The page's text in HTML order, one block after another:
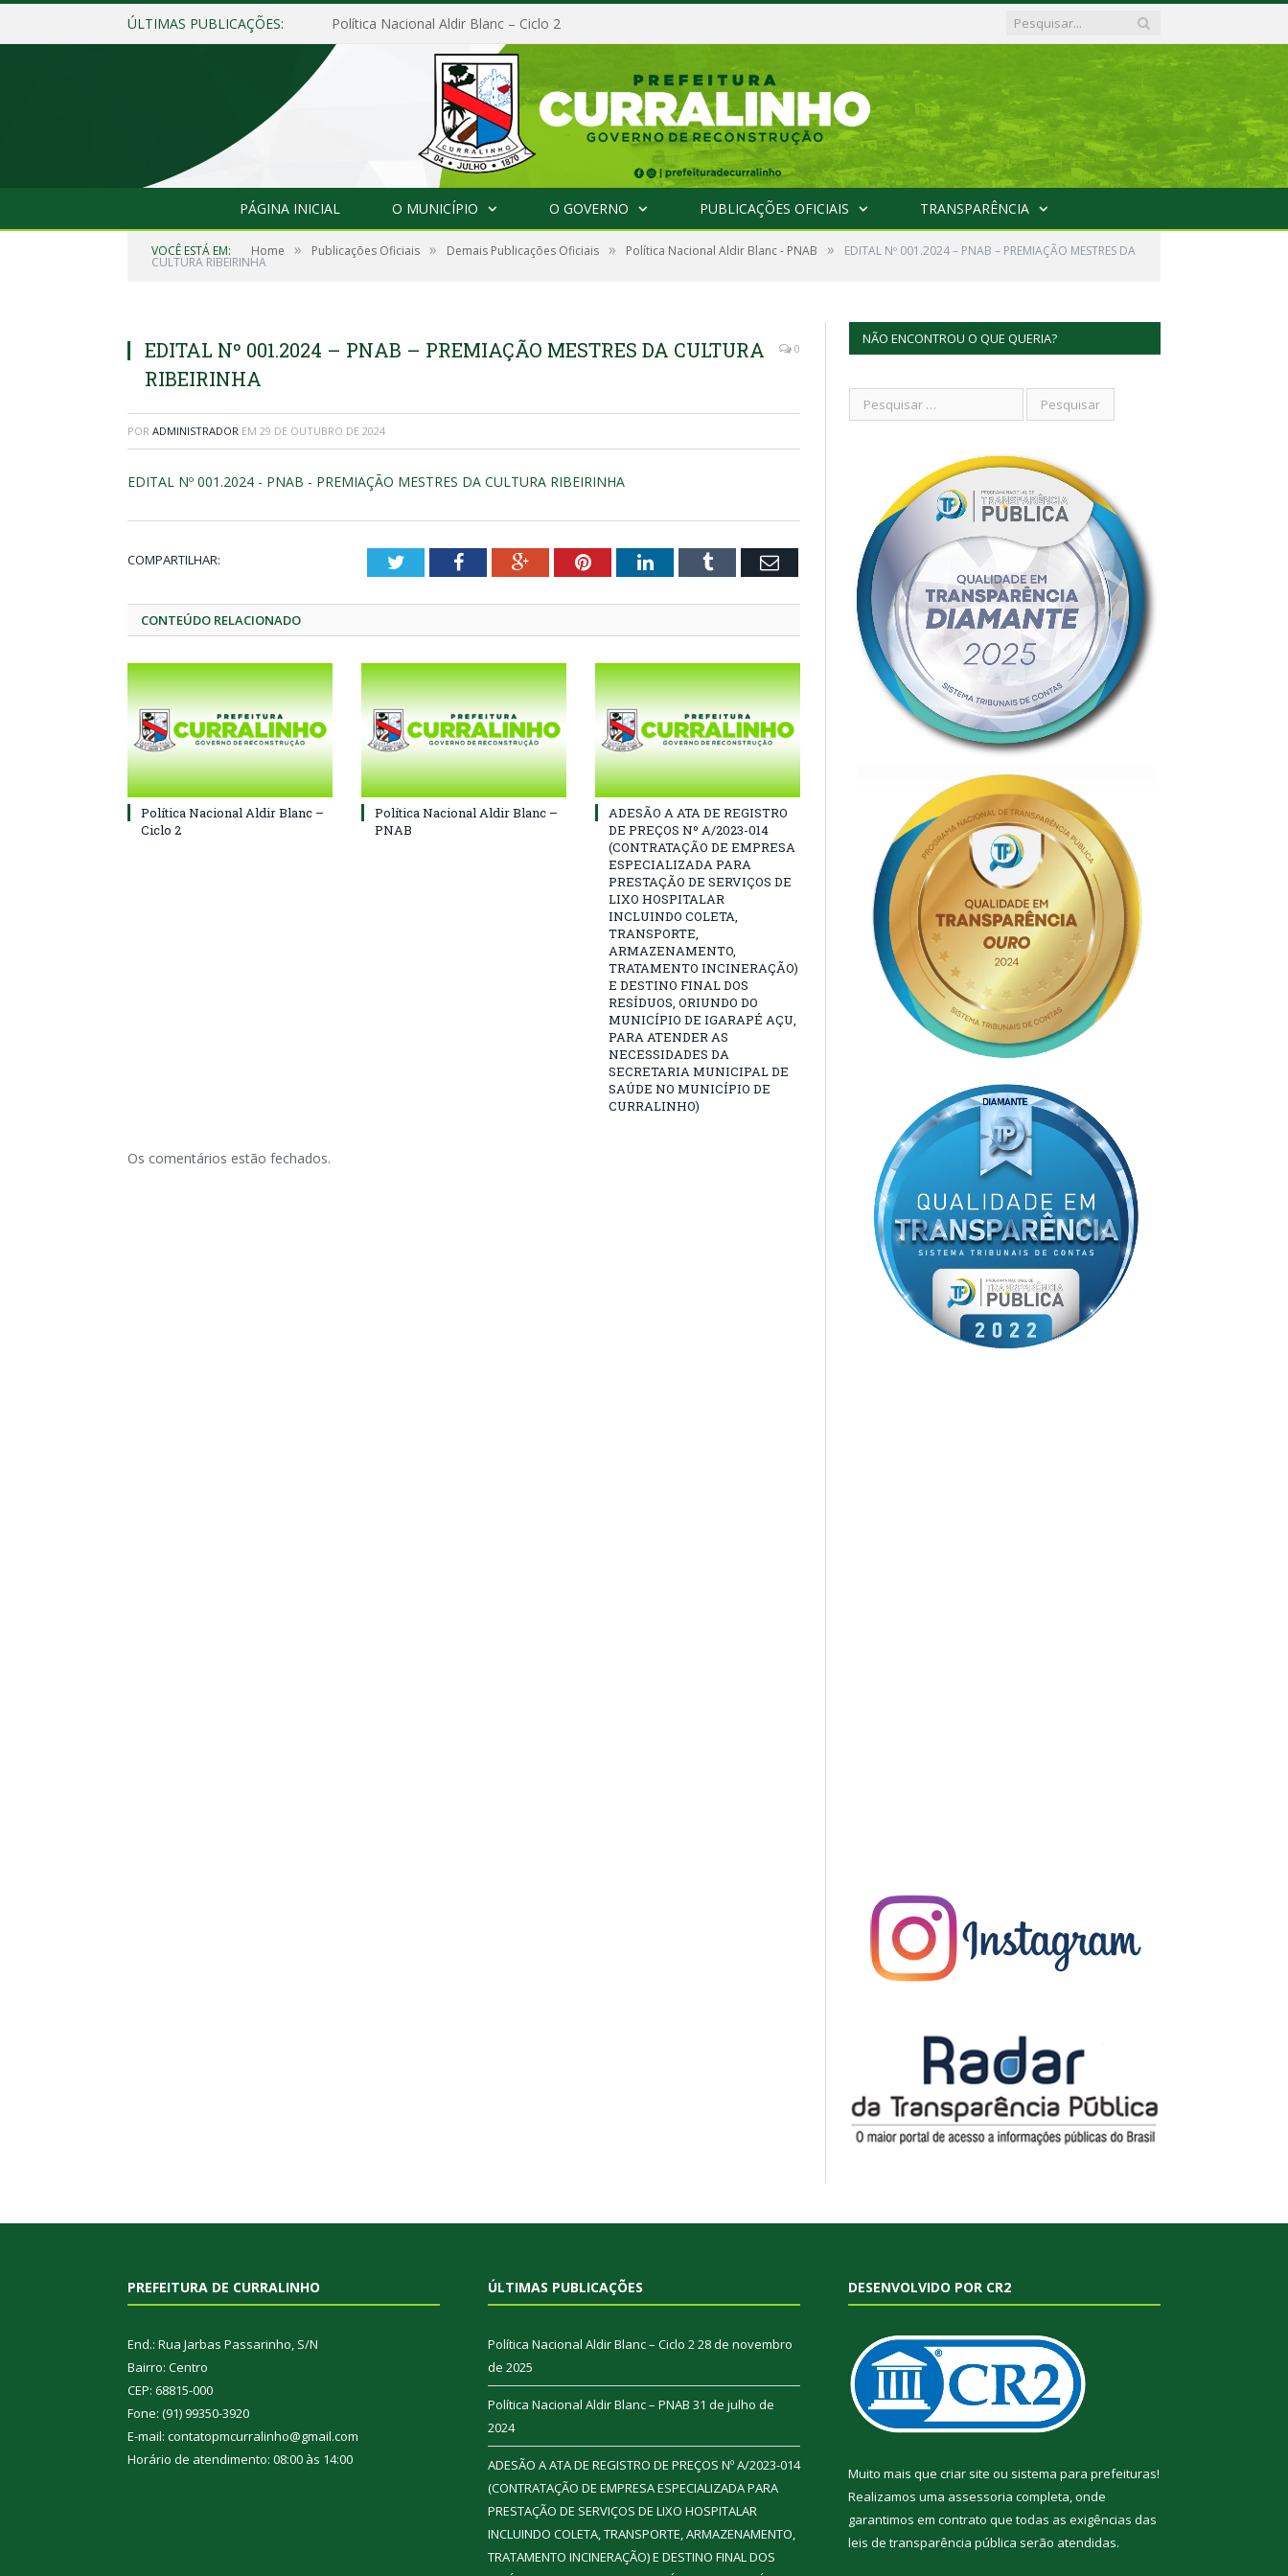
ÚLTIMAS PUBLICAÇÕES: Política Nacional Aldir Blanc – Ciclo 2
PÁGINA INICIAL O MUNICÍPIO O GOVERNO PUBLICAÇÕES OFICIAIS TRANSPARÊNCIA
VOCÊ ESTÁ EM: Home » Publicações Oficiais » Demais Publicações Oficiais » Política Nacional Aldir Blanc - PNAB » EDITAL Nº 001.2024 – PNAB – PREMIAÇÃO MESTRES DA
CULTURA RIBEIRINHA
EDITAL Nº 001.2024 – PNAB – PREMIAÇÃO MESTRES DA CULTURA
RIBEIRINHA
0
POR ADMINISTRADOR EM 29 DE OUTUBRO DE 2024
EDITAL Nº 001.2024 - PNAB - PREMIAÇÃO MESTRES DA CULTURA RIBEIRINHA
COMPARTILHAR: TwitterFacebookGoogle+PinterestLinkedInTumblr Email
CONTEÚDO RELACIONADO
Política Nacional Aldir Blanc –
Ciclo 2
Política Nacional Aldir Blanc –
PNAB
ADESÃO A ATA DE REGISTRO
DE PREÇOS Nº A/2023-014
(CONTRATAÇÃO DE EMPRESA
ESPECIALIZADA PARA
PRESTAÇÃO DE SERVIÇOS DE
LIXO HOSPITALAR
INCLUINDO COLETA,
TRANSPORTE,
ARMAZENAMENTO,
TRATAMENTO INCINERAÇÃO)
E DESTINO FINAL DOS
RESÍDUOS, ORIUNDO DO
MUNICÍPIO DE IGARAPÉ AÇU,
PARA ATENDER AS
NECESSIDADES DA
SECRETARIA MUNICIPAL DE
SAÚDE NO MUNICÍPIO DE
CURRALINHO)
Os comentários estão fechados.
NÃO ENCONTROU O QUE QUERIA?
PREFEITURA DE CURRALINHO
End.: Rua Jarbas Passarinho, S/N
Bairro: Centro
CEP: 68815-000
Fone: (91) 99350-3920
E-mail: contatopmcurralinho@gmail.com
Horário de atendimento: 08:00 às 14:00
ÚLTIMAS PUBLICAÇÕES
Política Nacional Aldir Blanc – Ciclo 228 de novembro
de 2025
Política Nacional Aldir Blanc – PNAB 31 de julho de
2024
ADESÃO A ATA DE REGISTRO DE PREÇOS Nº A/2023-014
(CONTRATAÇÃO DE EMPRESA ESPECIALIZADA PARA
PRESTAÇÃO DE SERVIÇOS DE LIXO HOSPITALAR
INCLUINDO COLETA, TRANSPORTE, ARMAZENAMENTO,
TRATAMENTO INCINERAÇÃO) E DESTINO FINAL DOS
DESENVOLVIDO POR CR2
Muito mais que criar site ou sistema para prefeituras!
Realizamos uma assessoria completa, onde
garantimos em contrato que todas as exigências das
leis de transparência pública serão atendidas.